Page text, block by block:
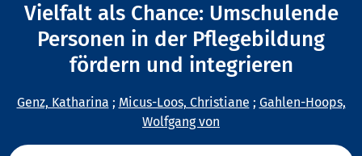
Vielfalt als Chance: Umschulende
Personen in der Pflegebildung
fördern und integrieren
Genz, Katharina ; Micus-Loos, Christiane ; Gahlen-Hoops,
Wolfgang von